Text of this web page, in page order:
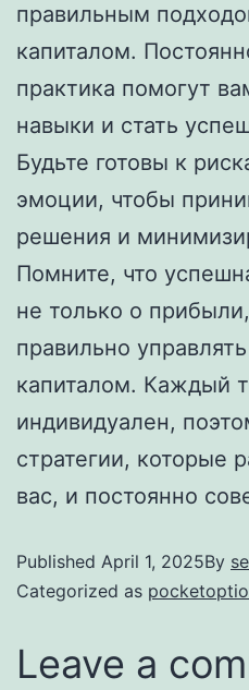
правильным
капиталом.
практика помогут
навыки и стать
Будьте готовы к
эмоции, чтобы
решения и
Помните, что
не только о
правильно
капиталом. Каждый
индивидуален,
стратегии, которые
вас, и постоянно
Published April 1, 2025By
Categorized as
Leave a